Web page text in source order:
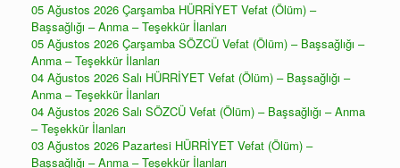
05 Ağustos 2026 Çarşamba HÜRRİYET Vefat (Ölüm) –
Başsağlığı – Anma – Teşekkür İlanları
05 Ağustos 2026 Çarşamba SÖZCÜ Vefat (Ölüm) – Başsağlığı –
Anma – Teşekkür İlanları
04 Ağustos 2026 Salı HÜRRİYET Vefat (Ölüm) – Başsağlığı –
Anma – Teşekkür İlanları
04 Ağustos 2026 Salı SÖZCÜ Vefat (Ölüm) – Başsağlığı – Anma
– Teşekkür İlanları
03 Ağustos 2026 Pazartesi HÜRRİYET Vefat (Ölüm) –
Başsağlığı – Anma – Teşekkür İlanları